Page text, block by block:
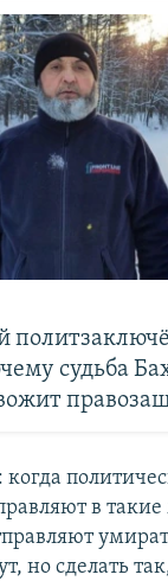
судьба
в такие
но сделать